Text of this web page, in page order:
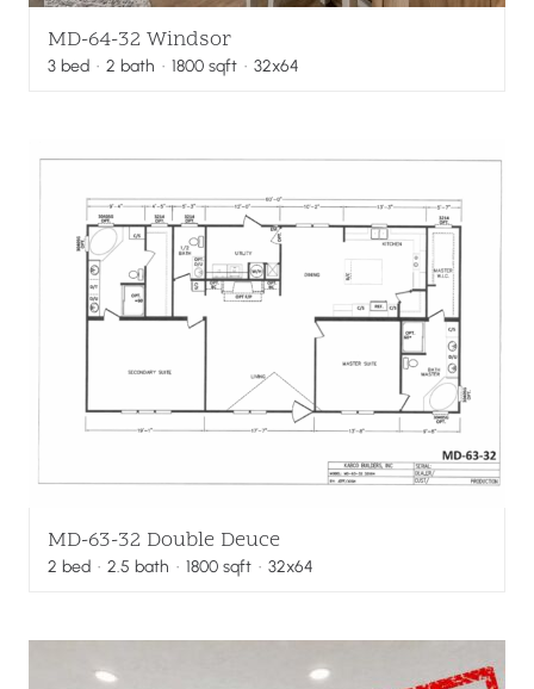
MD-64-32 Windsor
3 bed · 2 bath · 1800 sqft· 32x64
MD-63-32 Double Deuce
2 bed · 2.5 bath · 1800 sqft· 32x64